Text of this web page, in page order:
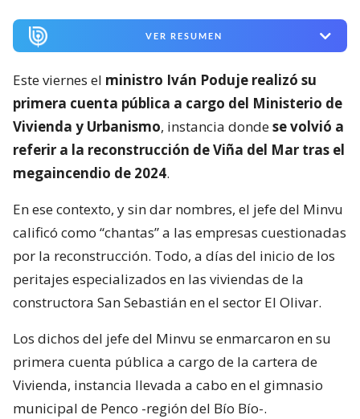
VER RESUMEN
Este viernes el ministro Iván Poduje realizó su
primera cuenta pública a cargo del Ministerio de
Vivienda y Urbanismo, instancia dondese volvió a
referir a la reconstrucción de Viña del Mar tras el
megaincendio de 2024.
En ese contexto, y sin dar nombres, el jefe del Minvu
calificó como “chantas” a las empresas cuestionadas
por la reconstrucción. Todo, a días del inicio de los
peritajes especializados en las viviendas de la
constructora San Sebastián en el sector El Olivar.
Los dichos del jefe del Minvu se enmarcaron en su
primera cuenta pública a cargo de la cartera de
Vivienda, instancia llevada a cabo en el gimnasio
municipal de Penco -región del Bío Bío-.